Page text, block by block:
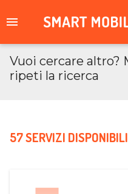
Vuoi cercare altro?
ripeti la ricerca
57 SERVIZI DISPONIBILI